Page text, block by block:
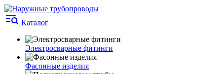
Каталог
Электросварные фитинги
Фасонные изделия